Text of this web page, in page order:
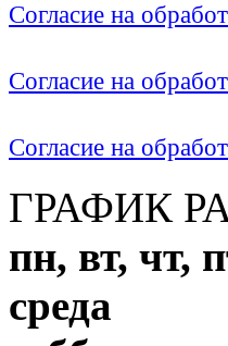
Согласие на
Согласие на
Согласие на
ГРАФИК
пн, вт, чт,
среда с